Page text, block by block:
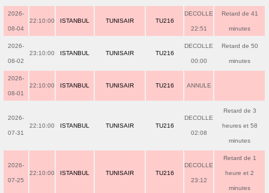
2026-
08-04
22:10:00 ISTANBUL TUNISAIR TU216
DECOLLE
22:51
Retard de 41
minutes
2026-
08-02
23:10:00 ISTANBUL TUNISAIR TU216
DECOLLE
00:00
Retard de 50
minutes
2026-
08-01
22:10:00 ISTANBUL TUNISAIR TU216 ANNULE
2026-
07-31
22:10:00 ISTANBUL TUNISAIR TU216
DECOLLE
02:08
Retard de 3
heures et 58
minutes
2026-
07-25
22:10:00 ISTANBUL TUNISAIR TU216
DECOLLE
23:12
Retard de 1
heure et 2
minutes